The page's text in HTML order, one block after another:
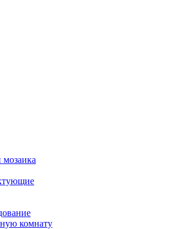
мозаика
комнату